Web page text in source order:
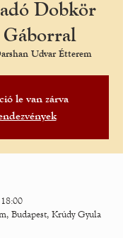
Dobkör
Udvar Étterem
le van zárva
Budapest, Krúdy Gyula